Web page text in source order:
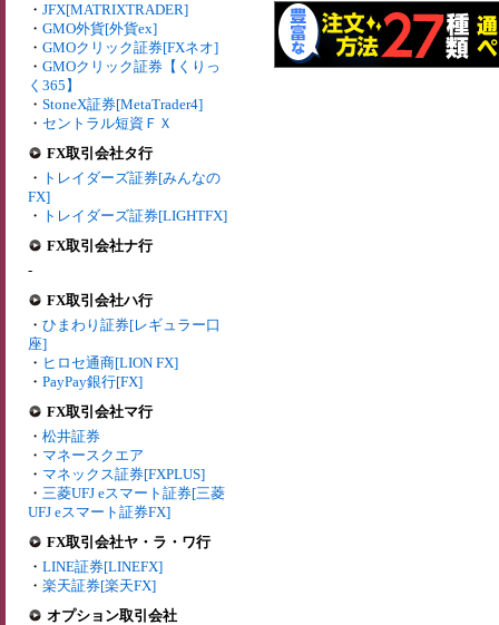
・ JFX[MATRIXTRADER]
・ GMO外貨[外貨ex]
・ GMOクリック証券[FXネオ]
・ GMOクリック証券【くりっ
く365】
・ StoneX証券[MetaTrader4]
・ セントラル短資ＦＸ
FX取引会社タ行
・ トレイダーズ証券[みんなの
FX]
・ トレイダーズ証券[LIGHTFX]
FX取引会社ナ行
-
FX取引会社ハ行
・ ひまわり証券[レギュラー口
座]
・ ヒロセ通商[LION FX]
・ PayPay銀行[FX]
FX取引会社マ行
・ 松井証券
・ マネースクエア
・ マネックス証券[FXPLUS]
・ 三菱UFJ eスマート証券[三菱
UFJ eスマート証券FX]
FX取引会社ヤ・ラ・ワ行
・ LINE証券[LINEFX]
・ 楽天証券[楽天FX]
オプション取引会社